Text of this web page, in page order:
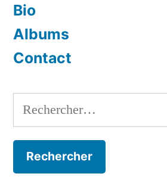
Bio
Albums
Contact
Rechercher :